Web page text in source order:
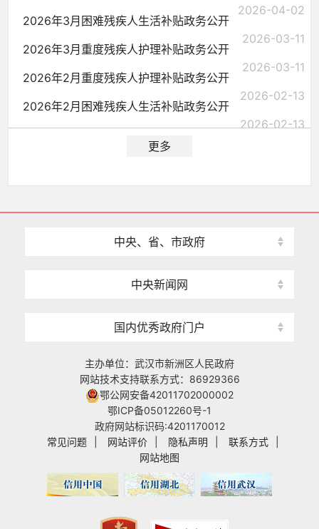
2026-04-02
2026年3月困难残疾人生活补贴政务公开
2026-03-11
2026年3月重度残疾人护理补贴政务公开
2026-03-11
2026年2月重度残疾人护理补贴政务公开
2026-02-13
2026年2月困难残疾人生活补贴政务公开
2026-02-13
更多
中央、省、市政府
中央新闻网
国内优秀政府门户
主办单位：武汉市新洲区人民政府
网站技术支持联系方式：86929366
鄂公网安备42011702000002
鄂ICP备05012260号-1
政府网站标识码:4201170012
常见问题
网站评价 隐私声明 联系方式
网站地图